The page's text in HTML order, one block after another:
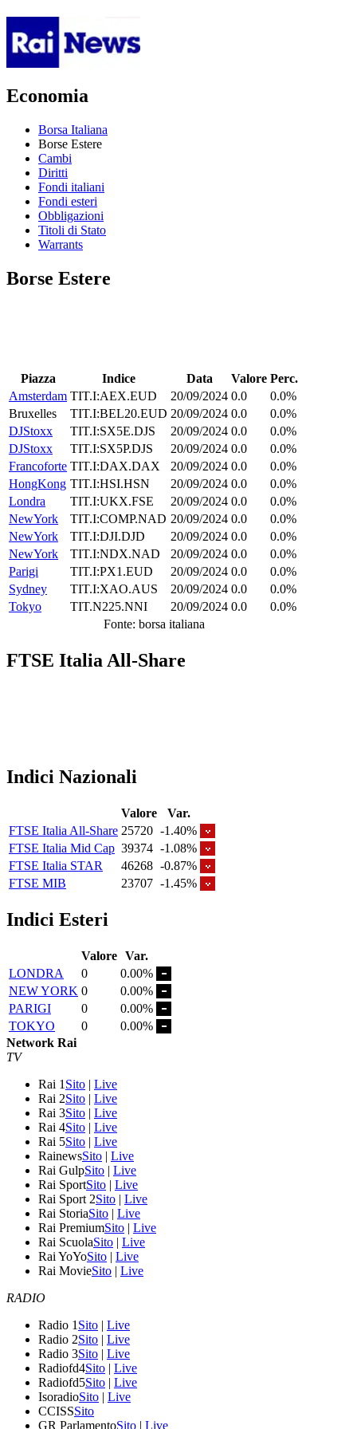
Economia
Borsa Italiana
Borse Estere
Cambi
Diritti
Fondi italiani
Fondi esteri
Obbligazioni
Titoli di Stato
Warrants
Borse Estere
Piazza Indice Data Valore Perc.
Amsterdam TIT.I:AEX.EUD 20/09/2024 0.0
0.0%
Bruxelles
TIT.I:BEL20.EUD 20/09/2024 0.0
0.0%
DJStoxx
TIT.I:SX5E.DJS 20/09/2024 0.0
0.0%
DJStoxx
TIT.I:SX5P.DJS 20/09/2024 0.0
0.0%
Francoforte TIT.I:DAX.DAX 20/09/2024 0.0
0.0%
HongKong TIT.I:HSI.HSN 20/09/2024 0.0
0.0%
Londra
TIT.I:UKX.FSE 20/09/2024 0.0
0.0%
NewYork
TIT.I:COMP.NAD 20/09/2024 0.0
0.0%
NewYork
TIT.I:DJI.DJD 20/09/2024 0.0
0.0%
NewYork
TIT.I:NDX.NAD 20/09/2024 0.0
0.0%
Parigi
TIT.I:PX1.EUD 20/09/2024 0.0
0.0%
Sydney
TIT.I:XAO.AUS 20/09/2024 0.0
0.0%
Tokyo
TIT.N225.NNI 20/09/2024 0.0
0.0%
Fonte: borsa italiana
FTSE Italia All-Share
Indici Nazionali
Valore
Var.
FTSE Italia All-Share 25720 -1.40%
FTSE Italia Mid Cap 39374 -1.08%
FTSE Italia STAR
46268 -0.87%
FTSE MIB
23707 -1.45%
Indici Esteri
Valore Var.
LONDRA
0
0.00%
NEW YORK 0
0.00%
PARIGI
0
0.00%
TOKYO
0
0.00%
Network Rai
TV
Rai 1 Sito | Live
Rai 2Sito | Live
Rai 3Sito | Live
Rai 4Sito | Live
Rai 5Sito | Live
RainewsSito | Live
Rai GulpSito | Live
Rai SportSito | Live
Rai Sport 2Sito | Live
Rai StoriaSito | Live
Rai PremiumSito | Live
Rai ScuolaSito | Live
Rai YoYoSito | Live
Rai MovieSito | Live
RADIO
Radio 1 Sito | Live
Radio 2Sito | Live
Radio 3Sito | Live
Radiofd4Sito | Live
Radiofd5Sito | Live
IsoradioSito | Live
CCISSSito
GR ParlamentoSito | Live